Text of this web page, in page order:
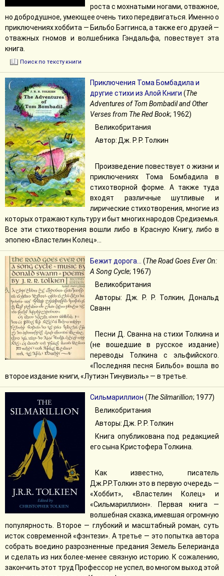
роста с мохнатыми ногами, отважное,
но добродушное, умеющее очень тихо передвигаться. Именно о
приключениях хоббита — Бильбо Бэггинса, а также его друзей —
отважных гномов и волшебника Гэндальфа, повествует эта
книга.
Поиск по тексту книги
Приключения Тома Бомбадила и
другие стихи из Алой Книги (The
Adventures of Tom Bombadil and Other
Verses from The Red Book; 1962)
Великобритания
Автор: Дж. Р. Р. Толкин
Произведение повествует о жизни и
приключениях Тома Бомбадила в
стихотворной форме. А также туда
входят различные шутливые и
лирические стихотворения, многие из
которых отражают культуру и быт многих народов Средиземья.
Все эти стихотворения вошли либо в Красную Книгу, либо в
эпопею «Властелин Колец»...
Бежит дорога... (The Road Goes Ever On:
A Song Cycle; 1967)
Великобритания
Авторы: Дж. Р. Р. Толкин, Дональд
Сванн
Песни Д. Сванна на стихи Толкина и
(не вошедшие в русское издание)
переводы Толкина с эльфийского.
«Последняя песня Бильбо» вошла во
второе издание книги, «Лутиэн Тинувиэль» — в третье.
Сильмариллион (The Silmarillion; 1977)
Великобритания
Авторы: Дж. Р. Р. Толкин
Книга опубликована под редакцией
его сына Кристофера Толкина.
Как известно, писатель
Дж.Р.Р.Толкин это в первую очередь —
«Хоббит», «Властелин Колец» и
«Сильмариллион». Первая книга —
волшебная сказка, имевшая огромную
популярность. Второе — глубокий и масштабный роман, суть
исток современной «фэнтези». А третье — это попытка автора
собрать воедино разрозненные предания Земель Белерианда
и сделать из них более-менее связную историю. К сожалению,
закончить этот труд Профессор не успел, во многом выход этой